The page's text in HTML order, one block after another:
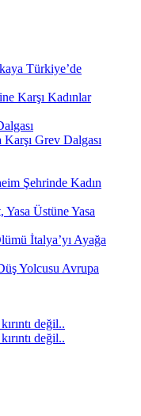
Türkiye’de
Karşı Kadınlar
Grev Dalgası
Şehrinde Kadın
Yasa Üstüne Yasa
İtalya’yı Ayağa
Yolcusu Avrupa